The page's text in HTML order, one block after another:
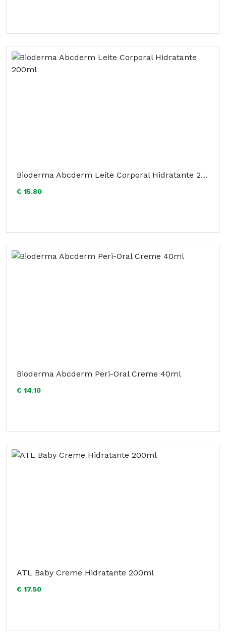
Bioderma Abcderm Leite Corporal Hidratante 200ml
€ 15.80
Bioderma Abcderm Peri-Oral Creme 40ml
€ 14.10
ATL Baby Creme Hidratante 200ml
€ 17.50